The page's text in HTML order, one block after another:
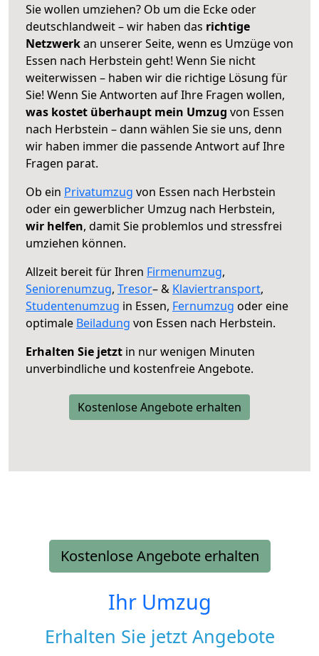
Sie wollen umziehen? Ob um die Ecke oder
deutschlandweit – wir haben das richtige
Netzwerkan unserer Seite, wenn es Umzüge von
Essen nach Herbstein geht! Wenn Sie nicht
weiterwissen – haben wir die richtige Lösung für
Sie! Wenn Sie Antworten auf Ihre Fragen wollen,
was kostet überhaupt mein Umzug von Essen
nach Herbstein – dann wählen Sie sie uns, denn
wir haben immer die passende Antwort auf Ihre
Fragen parat.
Ob ein Privatumzug von Essen nach Herbstein
oder ein gewerblicher Umzug nach Herbstein,
wir helfen, damit Sie problemlos und stressfrei
umziehen können.
Allzeit bereit für Ihren Firmenumzug,
Seniorenumzug, Tresor– & Klaviertransport,
Studentenumzug in Essen, Fernumzug oder eine
optimale Beiladung von Essen nach Herbstein.
Erhalten Sie jetzt in nur wenigen Minuten
unverbindliche und kostenfreie Angebote.
Kostenlose Angebote erhalten
Kostenlose Angebote erhalten
Ihr Umzug
Erhalten Sie jetzt Angebote